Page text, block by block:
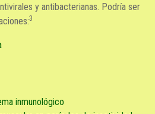
y antibacterianas. Podría ser
3
inmunológico